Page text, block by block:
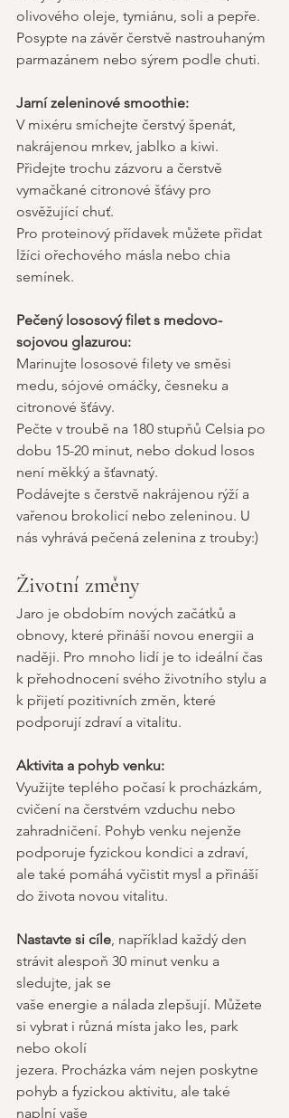
olivového oleje, tymiánu, soli a pepře.
Posypte na závěr čerstvě nastrouhaným
parmazánem nebo sýrem podle chuti.
Jarní zeleninové smoothie:
V mixéru smíchejte čerstvý špenát,
nakrájenou mrkev, jablko a kiwi.
Přidejte trochu zázvoru a čerstvě
vymačkané citronové šťávy pro
osvěžující chuť.
Pro proteinový přídavek můžete přidat
lžíci ořechového másla nebo chia
semínek.
Pečený lososový filet s medovo-
sojovou glazurou:
Marinujte lososové filety ve směsi
medu, sójové omáčky, česneku a
citronové šťávy.
Pečte v troubě na 180 stupňů Celsia po
dobu 15-20 minut, nebo dokud losos
není měkký a šťavnatý.
Podávejte s čerstvě nakrájenou rýží a
vařenou brokolicí nebo zeleninou. U
nás vyhrává pečená zelenina z trouby:)
Životní změny
Jaro je obdobím nových začátků a
obnovy, které přináší novou energii a
naději. Pro mnoho lidí je to ideální čas
k přehodnocení svého životního stylu a
k přijetí pozitivních změn, které
podporují zdraví a vitalitu.
Aktivita a pohyb venku:
Využijte teplého počasí k procházkám,
cvičení na čerstvém vzduchu nebo
zahradničení. Pohyb venku nejenže
podporuje fyzickou kondici a zdraví,
ale také pomáhá vyčistit mysl a přináší
do života novou vitalitu.
Nastavte si cíle, například každý den
strávit alespoň 30 minut venku a
sledujte, jak se
vaše energie a nálada zlepšují. Můžete
si vybrat i různá místa jako les, park
nebo okolí
jezera. Procházka vám nejen poskytne
pohyb a fyzickou aktivitu, ale také
naplní vaše